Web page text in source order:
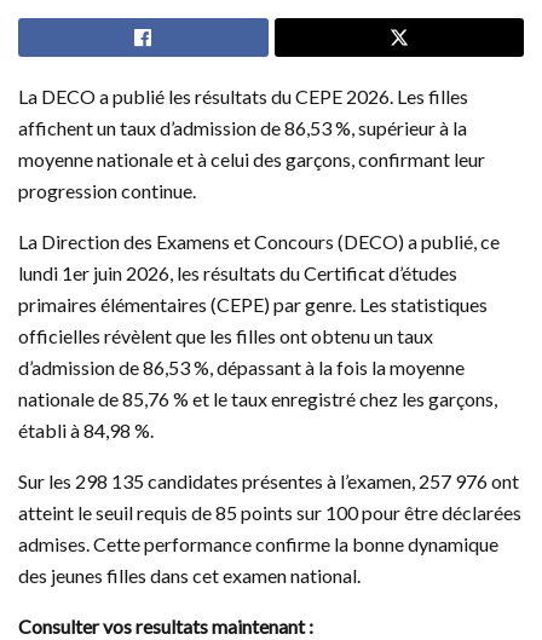
La DECO a publié les résultats du CEPE 2026. Les filles
affichent un taux d’admission de 86,53 %, supérieur à la
moyenne nationale et à celui des garçons, confirmant leur
progression continue.
La Direction des Examens et Concours (DECO) a publié, ce
lundi 1er juin 2026, les résultats du Certificat d’études
primaires élémentaires (CEPE) par genre. Les statistiques
officielles révèlent que les filles ont obtenu un taux
d’admission de 86,53 %, dépassant à la fois la moyenne
nationale de 85,76 % et le taux enregistré chez les garçons,
établi à 84,98 %.
Sur les 298 135 candidates présentes à l’examen, 257 976 ont
atteint le seuil requis de 85 points sur 100 pour être déclarées
admises. Cette performance confirme la bonne dynamique
des jeunes filles dans cet examen national.
Consulter vos resultats maintenant :